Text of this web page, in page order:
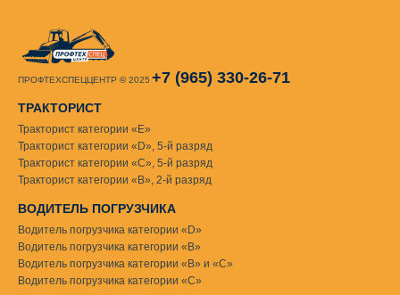
Водитель погрузчика категории «D»
Водитель погрузчика категории «В»
Водитель погрузчика категории «В» и «С»
Водитель погрузчика категории «С»
ПРОФТЕХСПЕЦЦЕНТР ©2025
ВОДИТЕЛЬ ПОГРУЗЧИКА
Тракторист категории «Е»
Тракторист категории «D», 5-й разряд
Тракторист категории «С», 5-й разряд
Тракторист категории «В», 2-й разряд
ТРАКТОРИСТ
+7 (965) 330-26-71